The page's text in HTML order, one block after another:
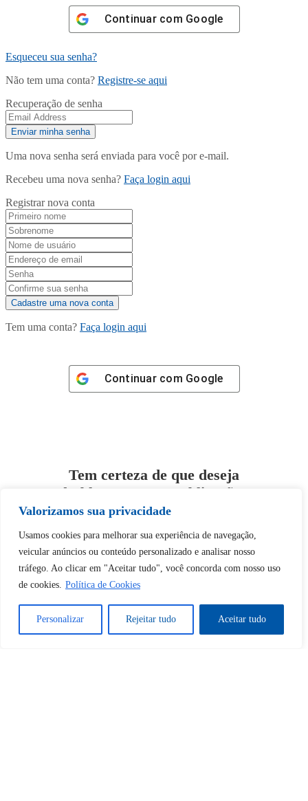
Valorizamos sua privacidade
Usamos cookies para melhorar sua experiência de navegação,
veicular anúncios ou conteúdo personalizado e analisar nosso
tráfego. Ao clicar em "Aceitar tudo", você concorda com nosso uso
de cookies. Política de Cookies
Personalizar Rejeitar tudo Aceitar tudo
Continuar com Google
Esqueceu sua senha?
Não tem uma conta? Registre-se aqui
Recuperação de senha
Uma nova senha será enviada para você por e-mail.
Recebeu uma nova senha? Faça login aqui
Registrar nova conta
Tem uma conta? Faça login aqui
Continuar com Google
Tem certeza de que deseja
desbloquear esta publicação?
Desbloquear esquerda : 0
Sim Não